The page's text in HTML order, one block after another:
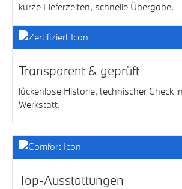
kurze Lieferzeiten, schnelle Übergabe.
Transparent & geprüft
lückenlose Historie, technischer Check
Werkstatt.
Top-Ausstattungen